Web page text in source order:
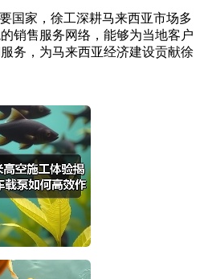
家，徐工深耕马来西亚市场多
销售服务网络，能够为当地客户
务，为马来西亚经济建设贡献徐